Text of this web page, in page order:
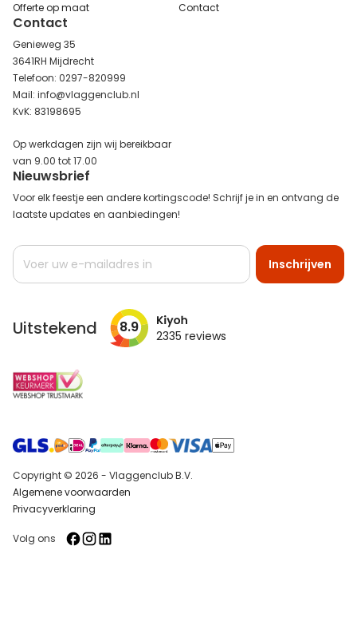
Offerte op maat
Contact
Contact
Genieweg 35
3641RH Mijdrecht
Telefoon: 0297-820999
Mail: info@vlaggenclub.nl
KvK: 83198695
Op werkdagen zijn wij bereikbaar
van 9.00 tot 17.00
Nieuwsbrief
Voor elk feestje een andere kortingscode! Schrijf je in en ontvang de
laatste updates en aanbiedingen!
Abonneer
op
Inschrijven
Uitstekend 8.9 2335 reviews
Copyright © 2026 - Vlaggenclub B.V.
Algemene voorwaarden
Privacyverklaring
Volg ons